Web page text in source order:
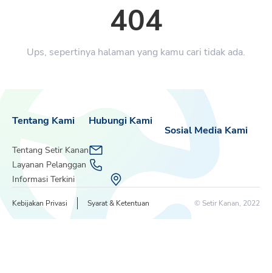
404
Ups, sepertinya halaman yang kamu cari tidak ada.
Tentang Kami
Tentang Setir Kanan
Layanan Pelanggan
Informasi Terkini
Sosial Media Kami
Hubungi Kami
Kebijakan Privasi Syarat & Ketentuan © Setir Kanan, 2022